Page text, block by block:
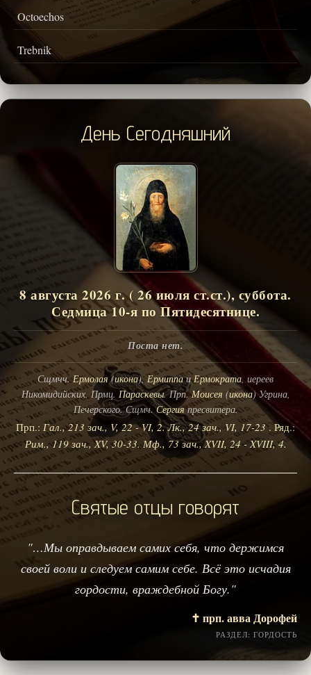
Octoechos
Trebnik
День Сегодняшний
8 августа 2026 г. ( 26 июля ст.ст.), суббота.
Седмица 10-я по Пятидесятнице.
Поста нет.
Сщмчч.Ермолая (икона),ЕрмиппаиЕрмократа , иереев
Никомидийских. Прмц. Параскевы. Прп.Моисея (икона) Угрина,
Печерского. Сщмч.Сергияпресвитера.
Прп.: Гал., 213 зач., V, 22 - VI, 2. Лк., 24 зач., VI, 17-23 . Ряд.:
Рим., 119 зач., XV, 30-33. Мф., 73 зач., XVII, 24 - XVIII, 4.
Святые отцы говорят
"…Мы оправдываем самих себя, что держимся
своей воли и следуем самим себе. Всё это исчадия
гордости, враждебной Богу."
✝️ прп. авва Дорофей
РАЗДЕЛ: ГОРДОСТЬ